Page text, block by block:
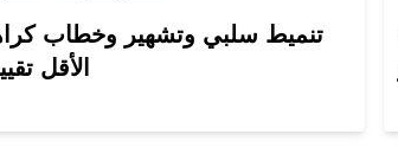
تنميط سلبي وتشهير وخطاب
الأقل